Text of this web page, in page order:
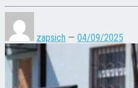
zapsich — 04/09/2025